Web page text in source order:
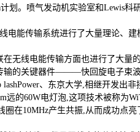
。喷气发动机实验室和Lewis科
电能传输系统进行了大量理论、
无线电能传输方面也进行了大量
输的关键器件———快回旋电子束波
、东京大学,相继开发出非
的60W电灯泡,这项技术被称为
在10MHz产生共振,从而成功点